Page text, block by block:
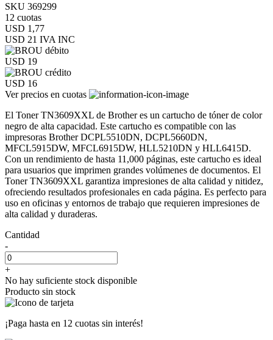
SKU 369299
12 cuotas
USD 1,77
USD 21 IVA INC
USD 19
USD 16
Ver precios en cuotas
El Toner TN3609XXL de Brother es un cartucho de tóner de color
negro de alta capacidad. Este cartucho es compatible con las
impresoras Brother DCPL5510DN, DCPL5660DN,
MFCL5915DW, MFCL6915DW, HLL5210DN y HLL6415D.
Con un rendimiento de hasta 11,000 páginas, este cartucho es ideal
para usuarios que imprimen grandes volúmenes de documentos. El
Toner TN3609XXL garantiza impresiones de alta calidad y nitidez,
ofreciendo resultados profesionales en cada página. Es perfecto para
uso en oficinas y entornos de trabajo que requieren impresiones de
alta calidad y duraderas.
Cantidad
-
+
No hay suficiente stock disponible
Producto sin stock
¡Paga hasta en 12 cuotas sin interés!